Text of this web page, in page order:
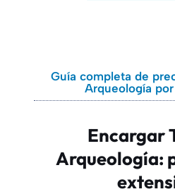
Guía completa de
Arqueología
Encargar
Arqueología: